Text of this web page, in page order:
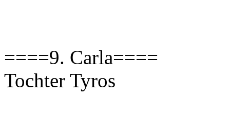
====9. Carla====
Tochter Tyros